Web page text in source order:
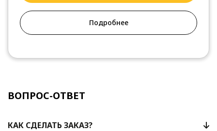
Подробнее
ВОПРОС-ОТВЕТ
КАК СДЕЛАТЬ ЗАКАЗ?